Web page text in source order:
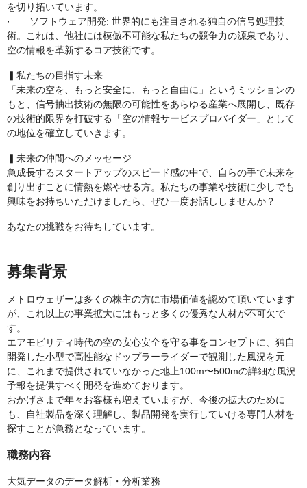
を切り拓いています。
· ソフトウェア開発: 世界的にも注目される独自の信号処理技
術。これは、他社には模倣不可能な私たちの競争力の源泉であり、
空の情報を革新するコア技術です。
▍私たちの目指す未来
「未来の空を、もっと安全に、もっと自由に」というミッションの
もと、信号抽出技術の無限の可能性をあらゆる産業へ展開し、既存
の技術的限界を打破する「空の情報サービスプロバイダー」として
の地位を確立していきます。
▍未来の仲間へのメッセージ
急成長するスタートアップのスピード感の中で、自らの手で未来を
創り出すことに情熱を燃やせる方。私たちの事業や技術に少しでも
興味をお持ちいただけましたら、ぜひ一度お話ししませんか？
あなたの挑戦をお待ちしています。
募集背景
メトロウェザーは多くの株主の方に市場価値を認めて頂いています
が、これ以上の事業拡大にはもっと多くの優秀な人材が不可欠で
す。
エアモビリティ時代の空の安心安全を守る事をコンセプトに、独自
開発した小型で高性能なドップラーライダーで観測した風況を元
に、これまで提供されていなかった地上100m〜500mの詳細な風況
予報を提供すべく開発を進めております。
おかげさまで年々お客様も増えていますが、今後の拡大のために
も、自社製品を深く理解し、製品開発を実行していける専門人材を
探すことが急務となっています。
職務内容
大気データのデータ解析・分析業務